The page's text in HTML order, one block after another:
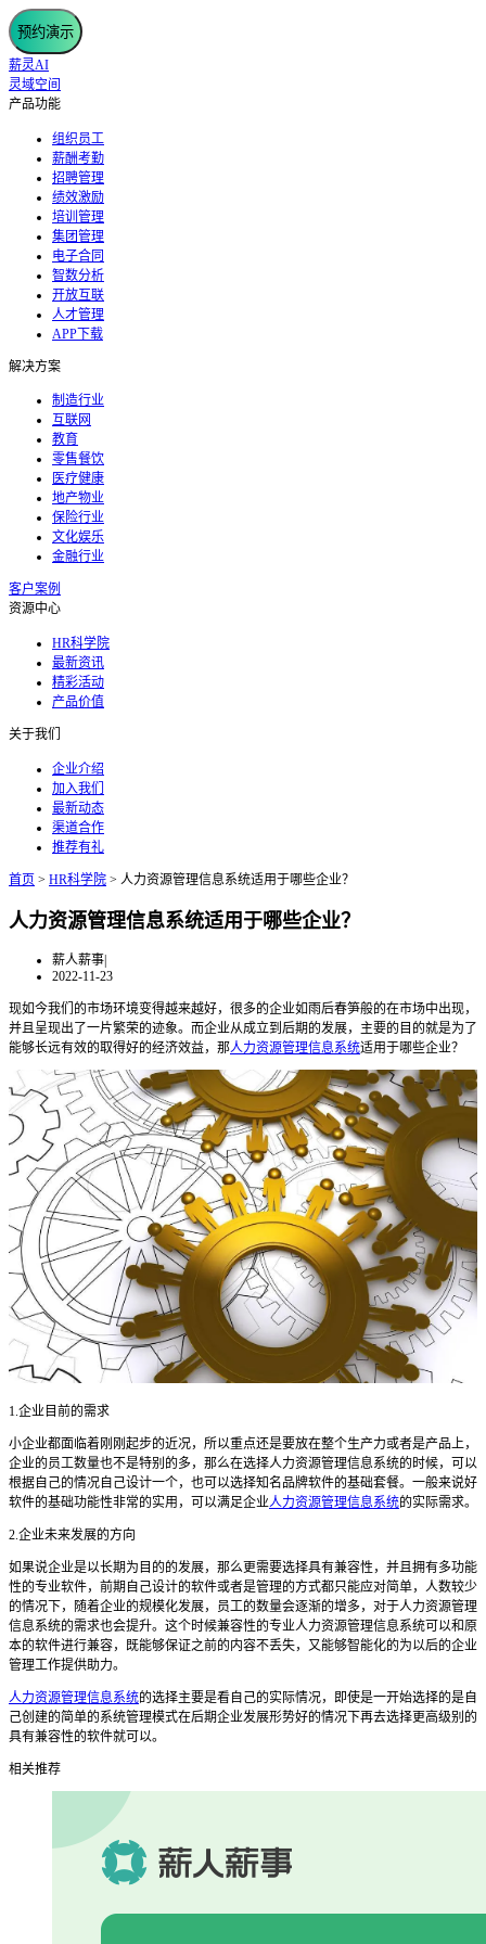
预约演示
薪灵AI
灵域空间
产品功能
组织员工
薪酬考勤
招聘管理
绩效激励
培训管理
集团管理
电子合同
智数分析
开放互联
人才管理
APP下载
解决方案
制造行业
互联网
教育
零售餐饮
医疗健康
地产物业
保险行业
文化娱乐
金融行业
客户案例
资源中心
HR科学院
最新资讯
精彩活动
产品价值
关于我们
企业介绍
加入我们
最新动态
渠道合作
推荐有礼
首页 > HR科学院 > 人力资源管理信息系统适用于哪些企业？
人力资源管理信息系统适用于哪些企业？
薪人薪事|
2022-11-23
现如今我们的市场环境变得越来越好，很多的企业如雨后春笋般的在市场中出现，
并且呈现出了一片繁荣的迹象。而企业从成立到后期的发展，主要的目的就是为了
能够长远有效的取得好的经济效益，那人力资源管理信息系统适用于哪些企业？
1.企业目前的需求
小企业都面临着刚刚起步的近况，所以重点还是要放在整个生产力或者是产品上，
企业的员工数量也不是特别的多，那么在选择人力资源管理信息系统的时候，可以
根据自己的情况自己设计一个，也可以选择知名品牌软件的基础套餐。一般来说好
软件的基础功能性非常的实用，可以满足企业人力资源管理信息系统的实际需求。
2.企业未来发展的方向
如果说企业是以长期为目的的发展，那么更需要选择具有兼容性，并且拥有多功能
性的专业软件，前期自己设计的软件或者是管理的方式都只能应对简单，人数较少
的情况下，随着企业的规模化发展，员工的数量会逐渐的增多，对于人力资源管理
信息系统的需求也会提升。这个时候兼容性的专业人力资源管理信息系统可以和原
本的软件进行兼容，既能够保证之前的内容不丢失，又能够智能化的为以后的企业
管理工作提供助力。
人力资源管理信息系统的选择主要是看自己的实际情况，即使是一开始选择的是自
己创建的简单的系统管理模式在后期企业发展形势好的情况下再去选择更高级别的
具有兼容性的软件就可以。
相关推荐